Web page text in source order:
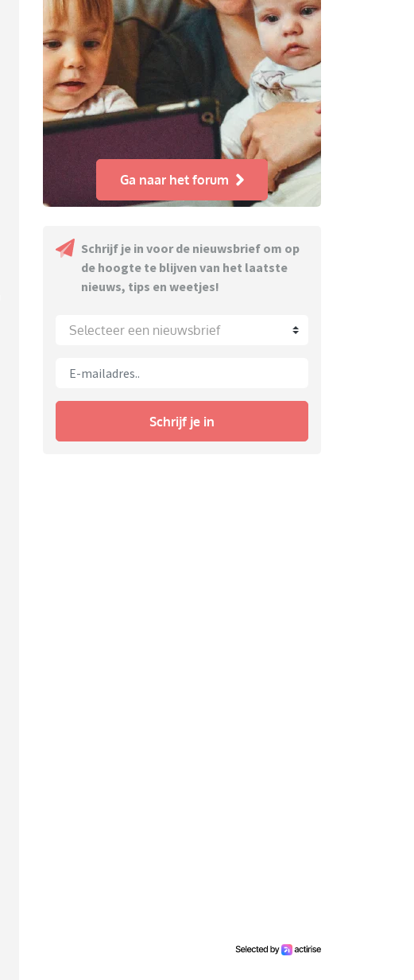
Ga naar het forum
Schrijf je in voor de nieuwsbrief om op
de hoogte te blijven van het laatste
nieuws, tips en weetjes!
Selecteer een nieuwsbrief
Schrijf je in